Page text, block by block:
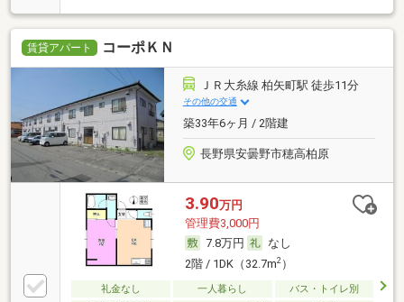
賃貸アパート コーポＫＮ
ＪＲ大糸線 柏矢町駅 徒歩11分
その他の交通
築33年6ヶ月 / 2階建
長野県安曇野市穂高柏原
3.90万円
管理費3,000円
7.8万円
なし
2階 / 1DK（32.7m2）
礼金なし 一人暮らし
バス・トイレ別